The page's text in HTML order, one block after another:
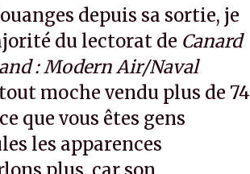
depuis sa sortie, je
du lectorat de Canard
: Modern Air/Naval
moche vendu plus de 74
que vous êtes gens
les apparences